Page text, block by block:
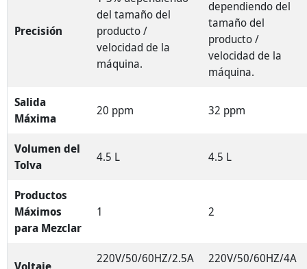
Precisión
del tamaño del
producto /
velocidad de la
máquina.
dependiendo del
tamaño del
producto /
velocidad de la
máquina.
Salida
Máxima
20 ppm 32 ppm
Volumen del
Tolva
4.5 L 4.5 L
Productos
Máximos
para Mezclar
1 2
220V/50/60HZ/2.5A
220V/50/60HZ/4A